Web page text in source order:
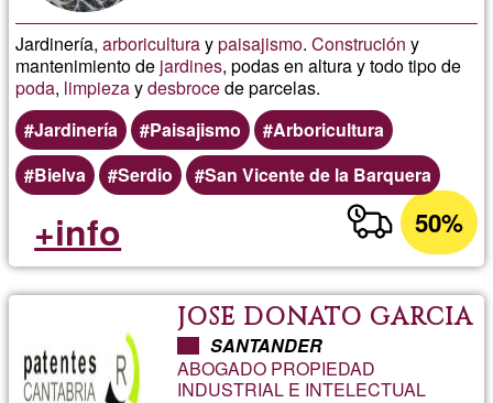
Jardinería,arboriculturaypaisajismo.Construción y
mantenimiento de jardines, podas en altura y todo tipo de
poda, limpiezaydesbrocede parcelas.
Jardinería
Paisajismo
Arboricultura
Bielva
Serdio San Vicente de la Barquera
50%
+info
JOSE DONATO GARCIA
SANTANDER
ABOGADO PROPIEDAD
INDUSTRIAL E INTELECTUAL